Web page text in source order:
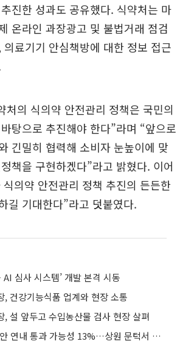
진한 성과도 공유했다. 식약처는 마
온라인 과장광고 및 불법거래 점검
의료기기 안심책방에 대한 정보 접근
처의 식의약 안전관리 정책은 국민의
탕으로 추진해야 한다”라며 “앞으로
긴밀히 협력해 소비자 눈높이에 맞
책을 구현하겠다”라고 밝혔다. 이어
의약 안전관리 정책 추진의 든든한
길 기대한다”라고 덧붙였다.
AI 심사 시스템’ 개발 본격 시동
, 건강기능식품 업계와 현장 소통
, 설 앞두고 수입농산물 검사 현장 살펴
美 클래리티 법안 연내 통과 가능성 13%…상원 문턱서 제동